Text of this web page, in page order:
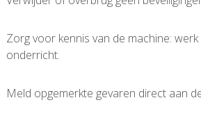
Zorg voor kennis van de machine:
onderricht.
Meld opgemerkte gevaren direct aan